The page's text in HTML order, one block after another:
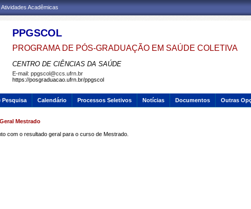
Acadêmicas
PPGSCOL
PROGRAMA DE PÓS-GRADUAÇÃO EM SAÚDE COLETIVA
CENTRO DE CIÊNCIAS DA SAÚDE
E-mail: ppgscol@ccs.ufrn.br
https://posgraduacao.ufrn.br/ppgscol
Pesquisa Calendário Processos Seletivos Notícias Documentos Outras
Mestrado
com o resultado geral para o curso de Mestrado.